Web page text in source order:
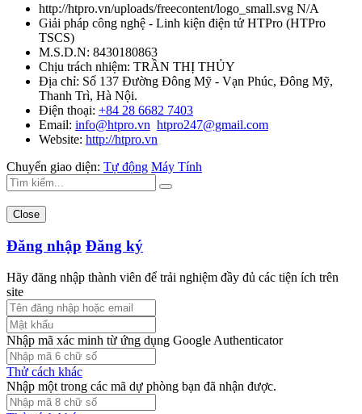
http://htpro.vn/uploads/freecontent/logo_small.svg N/A
Giải pháp công nghệ - Linh kiện điện tử HTPro (HTPro
TSCS)
M.S.D.N: 8430180863
Chịu trách nhiệm: TRẦN THỊ THỦY
Địa chỉ: Số 137 Đường Đông Mỹ - Vạn Phúc, Đông Mỹ,
Thanh Trì, Hà Nội.
Điện thoại: +84 28 6682 7403
Email: info@htpro.vn htpro247@gmail.com
Website: http://htpro.vn
Chuyển giao diện: Tự động Máy Tính
Close
Đăng nhập Đăng ký
Hãy đăng nhập thành viên để trải nghiệm đầy đủ các tiện ích trên
site
Nhập mã xác minh từ ứng dụng Google Authenticator
Thử cách khác
Nhập một trong các mã dự phòng bạn đã nhận được.